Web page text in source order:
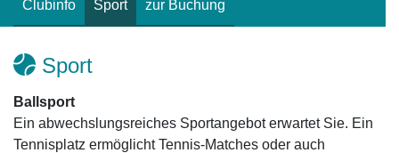
Clubinfo Sport zur Buchung
Sport
Ballsport
Ein abwechslungsreiches Sportangebot erwartet Sie. Ein
Tennisplatz ermöglicht Tennis-Matches oder auch